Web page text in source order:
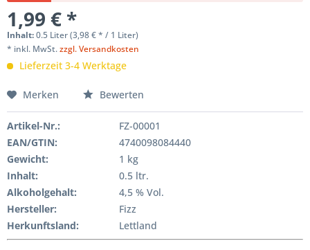
1,99 € *
Inhalt:0.5 Liter (3,98 € * / 1 Liter)
* inkl. MwSt.zzgl. Versandkosten
Lieferzeit 3-4 Werktage
Merken Bewerten
Artikel-Nr.:
FZ-00001
EAN/GTIN:
4740098084440
Gewicht:
1 kg
Inhalt:
0.5 ltr.
Alkoholgehalt:
4,5 % Vol.
Hersteller:
Fizz
Herkunftsland:
Lettland